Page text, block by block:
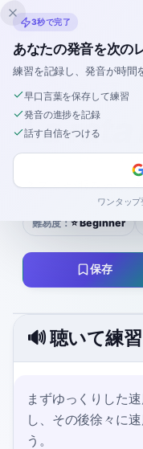
Inklingo
La rata
ネズミが服をかじ
難易度：⭐ Beginner
保存
🔊 聴いて練習
まずゆっくりした
し、その後徐々に
う。
3秒で完了
あなたの発音を次の
練習を記録し、発音が時間
早口言葉を保存して練習
発音の進捗を記録
話す自信をつける
ワンタップ